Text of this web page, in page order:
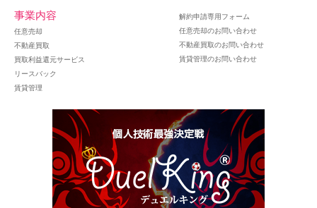
事業内容
任意売却
不動産買取
買取利益還元サービス
リースバック
賃貸管理
解約申請専用フォーム
任意売却のお問い合わせ
不動産買取のお問い合わせ
賃貸管理のお問い合わせ